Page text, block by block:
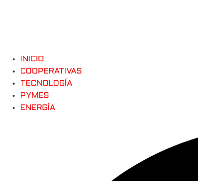
INICIO
COOPERATIVAS
TECNOLOGÍA
PYMES
ENERGÍA